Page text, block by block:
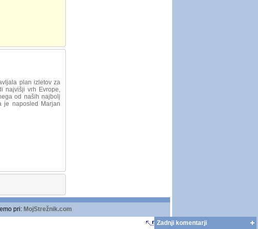
plan izletov za
najvišji vrh Evrope,
od naših najbolj
je naposled Marjan
pri: MojStrežnik.com
Zadnji komentarji